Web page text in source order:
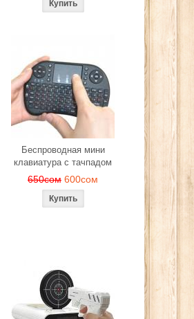
Беспроводная мини
клавиатура с тачпадом
650сом 600сом